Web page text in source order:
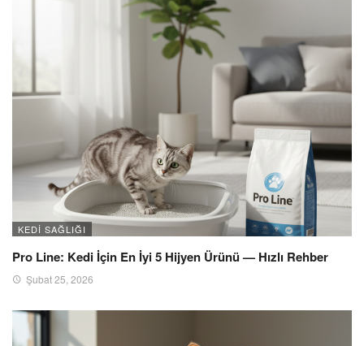
KEDI SAĞLIĞI
Pro Line: Kedi İçin En İyi 5 Hijyen Ürünü — Hızlı Rehber
Şubat 25, 2026